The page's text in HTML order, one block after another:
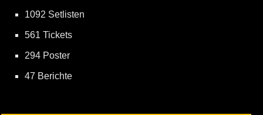
1092 Setlisten
561 Tickets
294 Poster
47 Berichte